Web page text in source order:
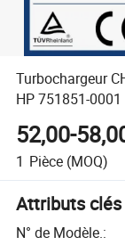
Turbochargeur
HP 751851-0001
52,00-
1 Pièce (MOQ)
Attributs clés
N° de Modèle.: